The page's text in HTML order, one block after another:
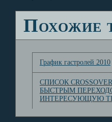
Похожие
График гастролей 2010
СПИСОК
БЫСТРЫМ
ИНТЕРЕСУЮЩУЮ